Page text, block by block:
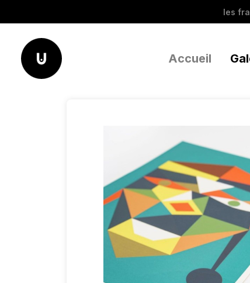
les
Accueil